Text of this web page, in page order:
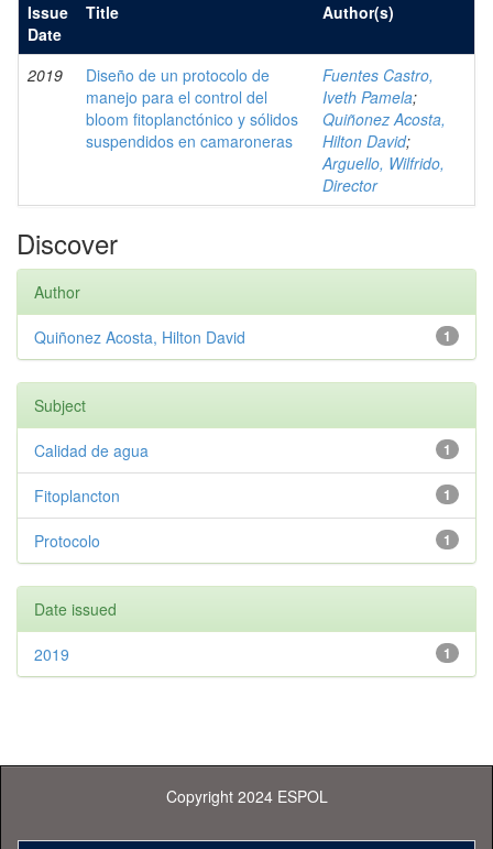
Issue
Date
Title Author(s)
2019
Diseño de un protocolo de
manejo para el control del
bloom fitoplanctónico y sólidos
suspendidos en camaroneras
Fuentes Castro,
Iveth Pamela;
Quiñonez Acosta,
Hilton David;
Arguello, Wilfrido,
Director
Discover
Author
1
Quiñonez Acosta, Hilton David
Subject
1
Calidad de agua
1
Fitoplancton
1
Protocolo
Date issued
1
2019
Copyright 2024 ESPOL